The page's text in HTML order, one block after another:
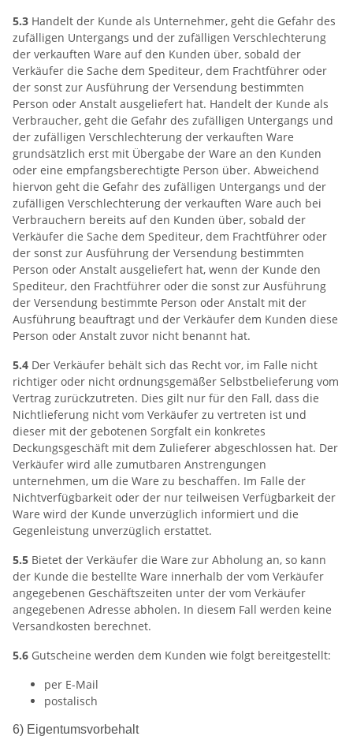
5.3 Handelt der Kunde als Unternehmer, geht die Gefahr des
zufälligen Untergangs und der zufälligen Verschlechterung
der verkauften Ware auf den Kunden über, sobald der
Verkäufer die Sache dem Spediteur, dem Frachtführer oder
der sonst zur Ausführung der Versendung bestimmten
Person oder Anstalt ausgeliefert hat. Handelt der Kunde als
Verbraucher, geht die Gefahr des zufälligen Untergangs und
der zufälligen Verschlechterung der verkauften Ware
grundsätzlich erst mit Übergabe der Ware an den Kunden
oder eine empfangsberechtigte Person über. Abweichend
hiervon geht die Gefahr des zufälligen Untergangs und der
zufälligen Verschlechterung der verkauften Ware auch bei
Verbrauchern bereits auf den Kunden über, sobald der
Verkäufer die Sache dem Spediteur, dem Frachtführer oder
der sonst zur Ausführung der Versendung bestimmten
Person oder Anstalt ausgeliefert hat, wenn der Kunde den
Spediteur, den Frachtführer oder die sonst zur Ausführung
der Versendung bestimmte Person oder Anstalt mit der
Ausführung beauftragt und der Verkäufer dem Kunden diese
Person oder Anstalt zuvor nicht benannt hat.
5.4 Der Verkäufer behält sich das Recht vor, im Falle nicht
richtiger oder nicht ordnungsgemäßer Selbstbelieferung vom
Vertrag zurückzutreten. Dies gilt nur für den Fall, dass die
Nichtlieferung nicht vom Verkäufer zu vertreten ist und
dieser mit der gebotenen Sorgfalt ein konkretes
Deckungsgeschäft mit dem Zulieferer abgeschlossen hat. Der
Verkäufer wird alle zumutbaren Anstrengungen
unternehmen, um die Ware zu beschaffen. Im Falle der
Nichtverfügbarkeit oder der nur teilweisen Verfügbarkeit der
Ware wird der Kunde unverzüglich informiert und die
Gegenleistung unverzüglich erstattet.
5.5 Bietet der Verkäufer die Ware zur Abholung an, so kann
der Kunde die bestellte Ware innerhalb der vom Verkäufer
angegebenen Geschäftszeiten unter der vom Verkäufer
angegebenen Adresse abholen. In diesem Fall werden keine
Versandkosten berechnet.
5.6 Gutscheine werden dem Kunden wie folgt bereitgestellt:
per E-Mail
postalisch
6) Eigentumsvorbehalt